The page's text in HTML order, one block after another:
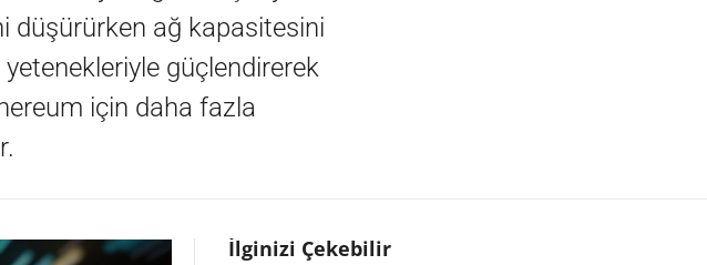
düşürürken ağ kapasitesini
yetenekleriyle güçlendirerek
için daha fazla
İlginizi Çekebilir